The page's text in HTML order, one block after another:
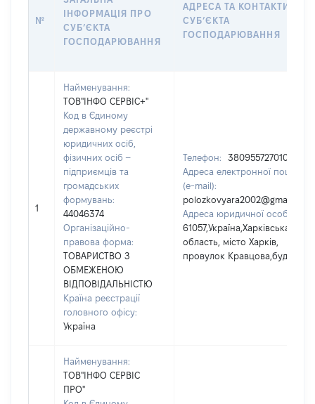
№
ІНФОРМАЦІЯ ПРО
СУБʼЄКТА
ГОСПОДАРЮВАННЯ
АДРЕСА ТА КОНТАКТИ
СУБʼЄКТА
ГОСПОДАРЮВАННЯ
1
Найменування:
ТОВ"ІНФО СЕРВІС+"
Код в Єдиному
державному реєстрі
юридичних осіб,
фізичних осіб –
підприємців та
громадських
формувань:
44046374
Організаційно-
правова форма:
ТОВАРИСТВО З
ОБМЕЖЕНОЮ
ВІДПОВІДАЛЬНІСТЮ
Країна реєстрації
головного офісу:
Україна
Телефон:
380955727010
Адреса електронної пошти
(e-mail):
polozkovyara2002@gmail.com
Адреса юридичної особи:
61057,Україна,Харківська
область, місто Харків,
провулок Кравцова,буд.19
Найменування:
ТОВ"ІНФО СЕРВІС
ПРО"